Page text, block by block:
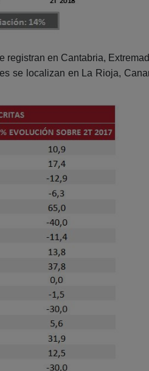
en Cantabria,
se localizan en La Rioja,